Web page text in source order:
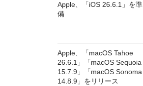
Apple、「iOS 26.6.1」を準
備
Apple、「macOS Tahoe
26.6.1」「macOS Sequoia
15.7.9」「macOS Sonoma
14.8.9」をリリース